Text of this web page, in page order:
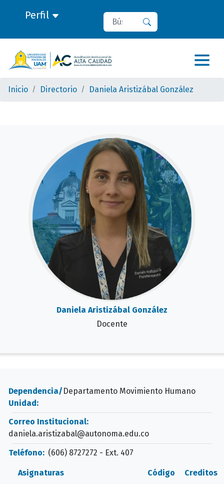
Perfil Buscar
Inicio Directorio Daniela Aristizábal González
Daniela Aristizábal González
Docente
Dependencia/
Unidad:
Departamento Movimiento Humano
Correo Institucional:
daniela.aristizabal@autonoma.edu.co
Teléfono: (606) 8727272 - Ext. 407
Asignaturas Código Creditos